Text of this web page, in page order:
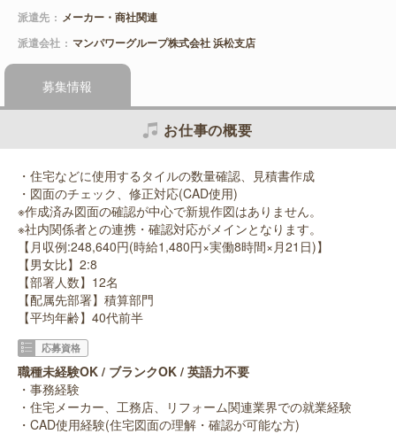
派遣先
メーカー・商社関連
派遣会社
マンパワーグループ株式会社 浜松支店
募集情報
お仕事の概要
・住宅などに使用するタイルの数量確認、見積書作成
・図面のチェック、修正対応(CAD使用)
※作成済み図面の確認が中心で新規作図はありません。
※社内関係者との連携・確認対応がメインとなります。
【月収例:248,640円(時給1,480円×実働8時間×月21日)】
【男女比】2:8
【部署人数】12名
【配属先部署】積算部門
【平均年齢】40代前半
応募資格
職種未経験OK / ブランクOK / 英語力不要
・事務経験
・住宅メーカー、工務店、リフォーム関連業界での就業経験
・CAD使用経験(住宅図面の理解・確認が可能な方)